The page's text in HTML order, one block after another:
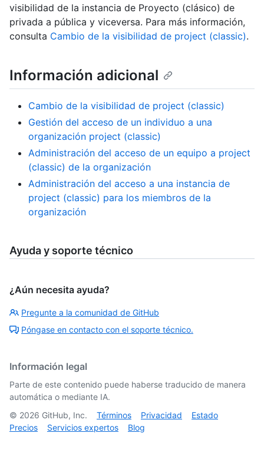
visibilidad de la instancia de Proyecto (clásico) de
privada a pública y viceversa. Para más información,
consulta Cambio de la visibilidad de project (classic).
Información adicional
Cambio de la visibilidad de project (classic)
Gestión del acceso de un individuo a una
organización project (classic)
Administración del acceso de un equipo a project
(classic) de la organización
Administración del acceso a una instancia de
project (classic) para los miembros de la
organización
Ayuda y soporte técnico
¿Aún necesita ayuda?
Pregunte a la comunidad de GitHub
Póngase en contacto con el soporte técnico.
Información legal
Parte de este contenido puede haberse traducido de manera
automática o mediante IA.
© 2026 GitHub, Inc. Términos Privacidad
Estado
Precios
Servicios expertos Blog